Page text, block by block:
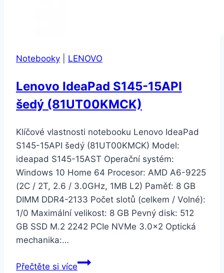
Notebooky LENOVO
Lenovo IdeaPad S145-15API
šedý (81UT00KMCK)
Klíčové vlastnosti notebooku Lenovo IdeaPad
S145-15API šedý (81UT00KMCK) Model:
ideapad S145-15AST Operační systém:
Windows 10 Home 64 Procesor: AMD A6-9225
(2C / 2T, 2.6 / 3.0GHz, 1MB L2) Paměť: 8 GB
DIMM DDR4-2133 Počet slotů (celkem / Volné):
1/0 Maximální velikost: 8 GB Pevný disk: 512
GB SSD M.2 2242 PCIe NVMe 3.0×2 Optická
mechanika:…
Přečtěte si víceLenovo